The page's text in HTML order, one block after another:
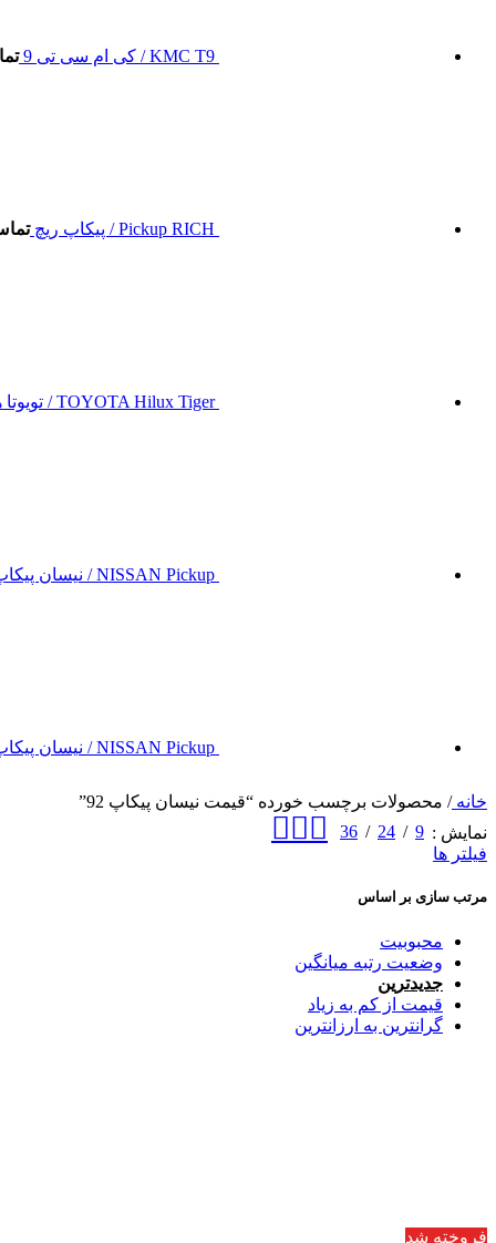
KMC T9 / کی ام سی تی 9
Pickup RICH / پیکاپ ریچ
TOYOTA Hilux Tiger / تویوتا هایلوکس تایگر
NISSAN Pickup / نیسان پیکاپ
NISSAN Pickup / نیسان پیکاپ
خانه/ محصولات برچسب خورده “قیمت نیسان پیکاپ 92”
نمایش
9
24
36
فیلتر ها
مرتب سازی بر اساس
محبوبیت
وضعیت رتبه میانگین
جدیدترین
قیمت از کم به زیاد
گرانترین به ارزانترین
فروخته شد